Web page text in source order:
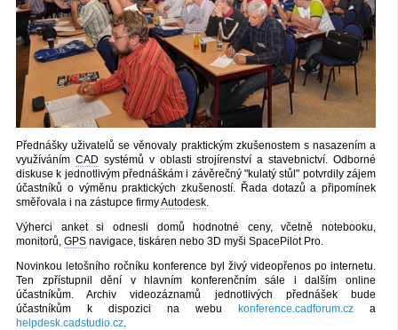
Přednášky uživatelů se věnovaly praktickým zkušenostem s nasazením a
využíváním CAD systémů v oblasti strojírenství a stavebnictví. Odborné
diskuse k jednotlivým přednáškám i závěrečný "kulatý stůl" potvrdily zájem
účastníků o výměnu praktických zkušeností. Řada dotazů a připomínek
směřovala i na zástupce firmyAutodesk
Výherci anket si odnesli domů hodnotné ceny, včetně notebooku,
monitorů, GPS navigace, tiskáren nebo 3D myši SpacePilot Pro.
Novinkou letošního ročníku konference byl živý videopřenos po internetu.
Ten zpřístupnil dění v hlavním konferenčním sále i dalším online
účastníkům. Archiv videozáznamů jednotlivých přednášek bude
účastníkům k dispozici na webu konference.cadforum.cz a
helpdesk.cadstudio.cz